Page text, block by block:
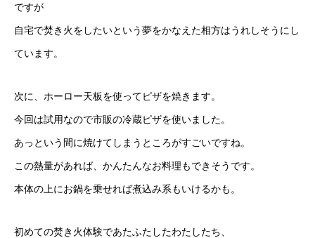
ですが
自宅で焚き火をしたいという夢をかなえた相方はうれしそうにし
ています。
次に、ホーロー天板を使ってピザを焼きます。
今回は試用なので市販の冷蔵ピザを使いました。
あっという間に焼けてしまうところがすごいですね。
この熱量があれば、かんたんなお料理もできそうです。
本体の上にお鍋を乗せれば煮込み系もいけるかも。
初めての焚き火体験であたふたしたわたしたち、